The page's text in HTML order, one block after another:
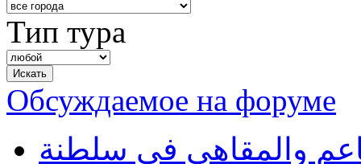
Тип тура
Обсуждаемое на форуме
والمقاهي في سلطنة